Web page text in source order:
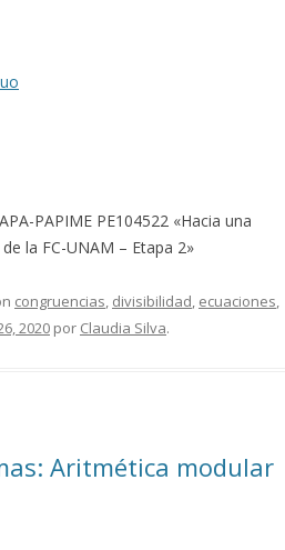
PAPIME PE104522 «Hacia una
la FC-UNAM – Etapa 2»
congruencias, divisibilidad, ecuaciones,
2020 por Claudia Silva.
Aritmética modular